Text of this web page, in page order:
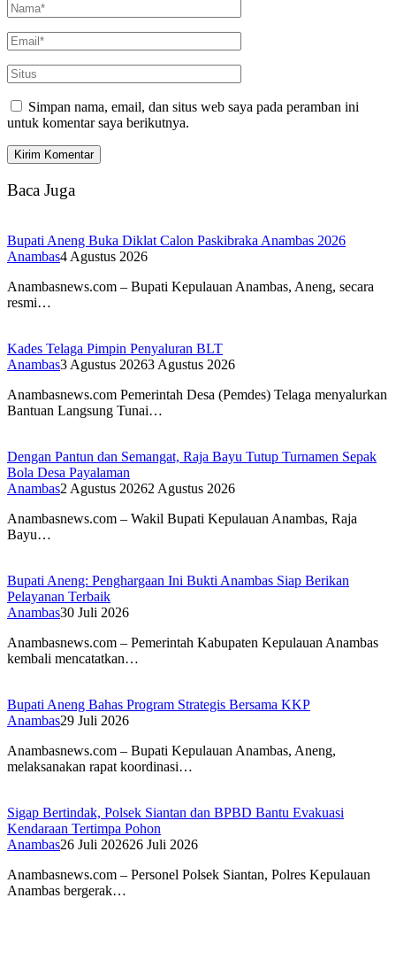
Simpan nama, email, dan situs web saya pada peramban ini
untuk komentar saya berikutnya.
Baca Juga
Bupati Aneng Buka Diklat Calon Paskibraka Anambas 2026
Anambas4 Agustus 2026
Anambasnews.com – Bupati Kepulauan Anambas, Aneng, secara
resmi…
Kades Telaga Pimpin Penyaluran BLT
Anambas3 Agustus 20263 Agustus 2026
Anambasnews.com Pemerintah Desa (Pemdes) Telaga menyalurkan
Bantuan Langsung Tunai…
Dengan Pantun dan Semangat, Raja Bayu Tutup Turnamen Sepak
Bola Desa Payalaman
Anambas2 Agustus 20262 Agustus 2026
Anambasnews.com – Wakil Bupati Kepulauan Anambas, Raja
Bayu…
Bupati Aneng: Penghargaan Ini Bukti Anambas Siap Berikan
Pelayanan Terbaik
Anambas30 Juli 2026
Anambasnews.com – Pemerintah Kabupaten Kepulauan Anambas
kembali mencatatkan…
Bupati Aneng Bahas Program Strategis Bersama KKP
Anambas29 Juli 2026
Anambasnews.com – Bupati Kepulauan Anambas, Aneng,
melaksanakan rapat koordinasi…
Sigap Bertindak, Polsek Siantan dan BPBD Bantu Evakuasi
Kendaraan Tertimpa Pohon
Anambas26 Juli 202626 Juli 2026
Anambasnews.com – Personel Polsek Siantan, Polres Kepulauan
Anambas bergerak…